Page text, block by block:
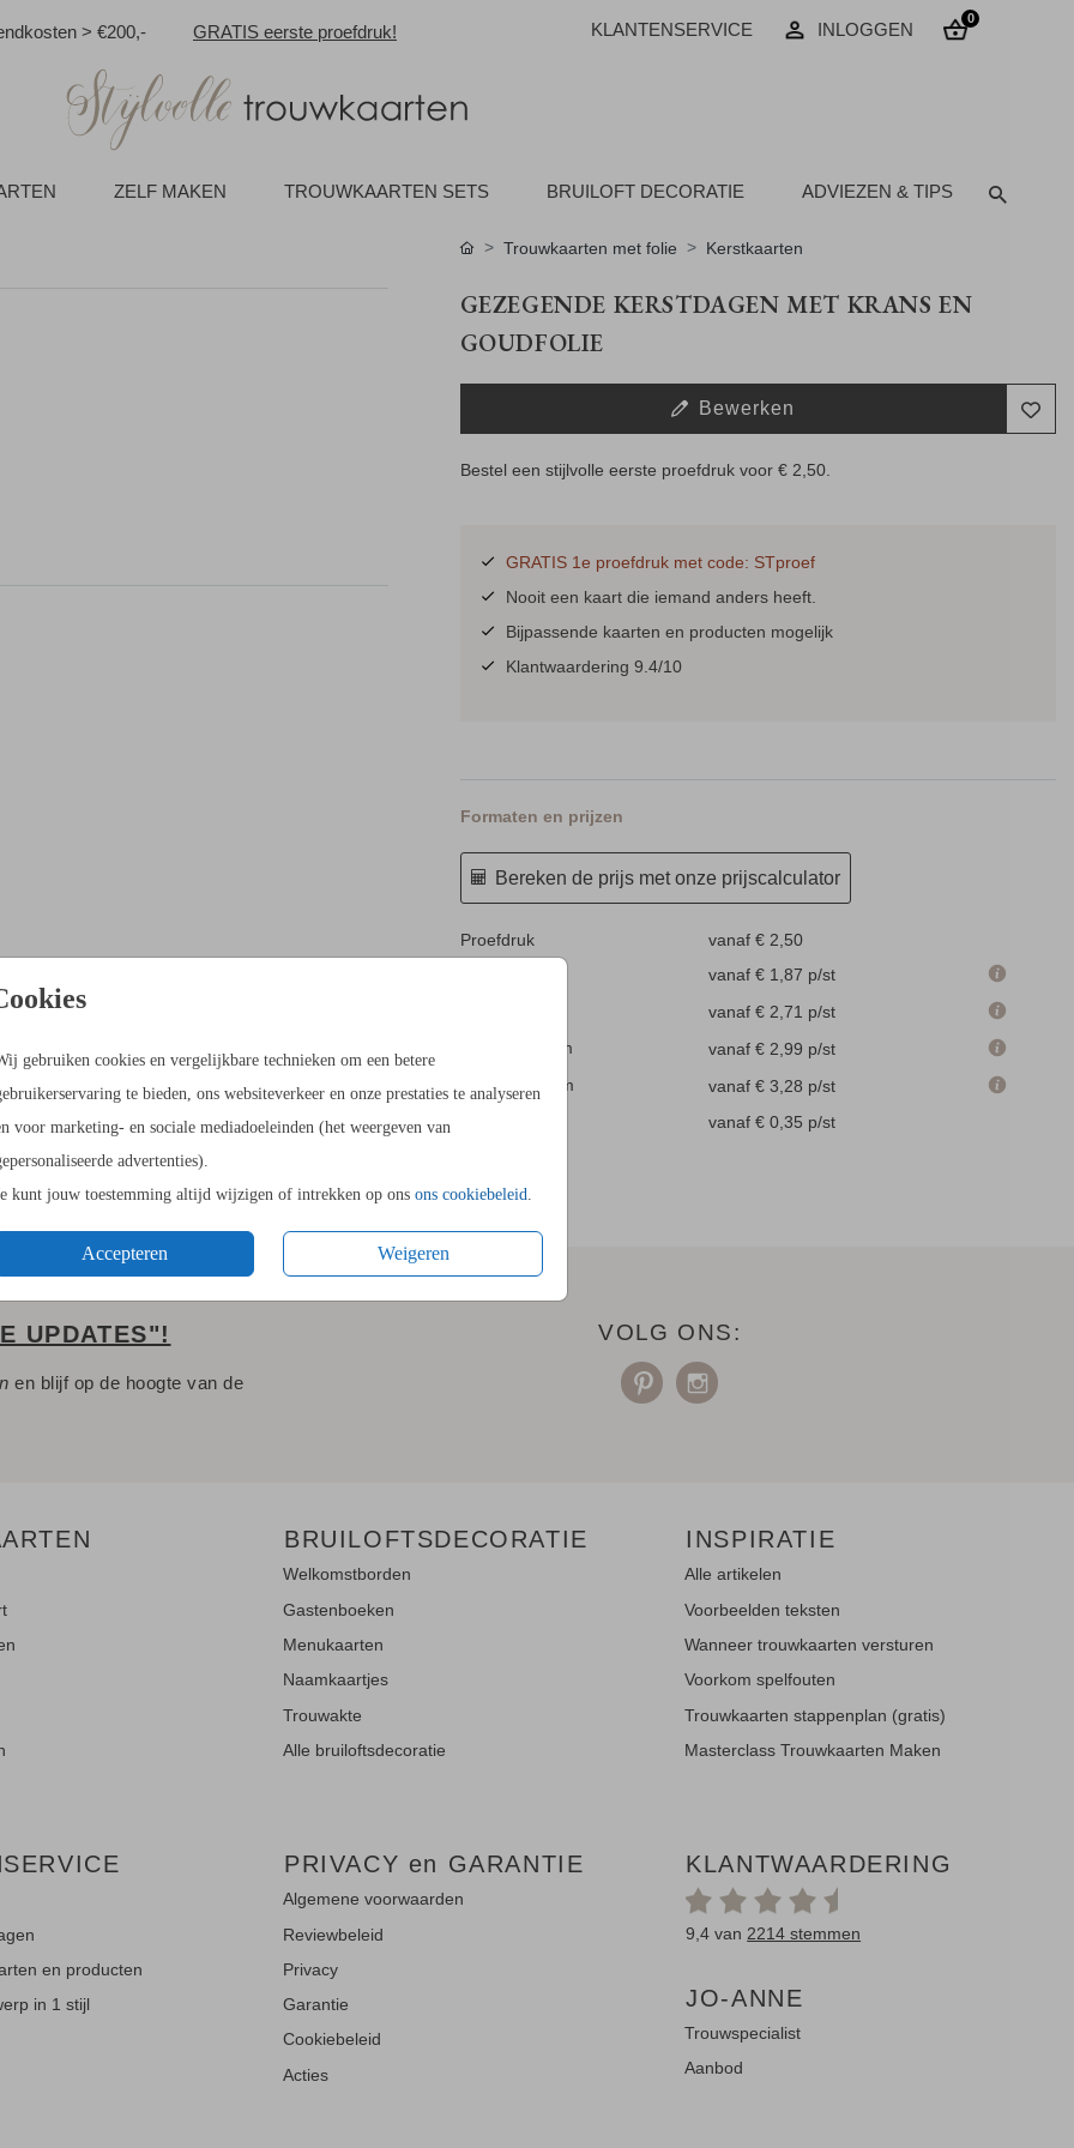
> €200,- GRATIS eerste proefdruk! KLANTENSERVICE INLOGGEN
0
ZELF MAKEN TROUWKAARTEN SETS BRUILOFT DECORATIE ADVIEZEN & TIPS
gebruiken cookies en vergelijkbare technieken om een betere
te bieden, ons websiteverkeer en onze prestaties te analyseren
voor marketing- en sociale mediadoeleinden (het weergeven van
advertenties).
kunt jouw toestemming altijd wijzigen of intrekken op ons ons cookiebeleid
Accepteren Weigeren
Trouwkaarten met folie Kerstkaarten
GEZEGENDE KERSTDAGEN MET KRANS EN
GOUDFOLIE
Bewerken
Bestel een stijlvolle eerste proefdruk voor € 2,50.
GRATIS 1e proefdruk met code: STproef
Nooit een kaart die iemand anders heeft.
Bijpassende kaarten en producten mogelijk
Klantwaardering 9.4/10
Formaten en prijzen
Bereken de prijs met onze prijscalculator
Proefdruk
vanaf € 2,50
vanaf € 1,87 p/st
vanaf € 2,71 p/st
11.4 × 17.1 cm
vanaf € 2,99 p/st
14.4 × 21.6 cm
vanaf € 3,28 p/st
vanaf € 0,35 p/st
UPDATES"!
en blijf op de hoogte van de
VOLG ONS:
BRUILOFTSDECORATIE
Welkomstborden
Gastenboeken
Menukaarten
Naamkaartjes
Trouwakte
Alle bruiloftsdecoratie
INSPIRATIE
Alle artikelen
Voorbeelden teksten
Wanneer trouwkaarten versturen
Voorkom spelfouten
Trouwkaarten stappenplan (gratis)
Masterclass Trouwkaarten Maken
en producten
in 1 stijl
PRIVACY en GARANTIE
Algemene voorwaarden
Reviewbeleid
Privacy
Garantie
Cookiebeleid
Acties
KLANTWAARDERING
9,4 van 2214 stemmen
JO-ANNE
Trouwspecialist
Aanbod